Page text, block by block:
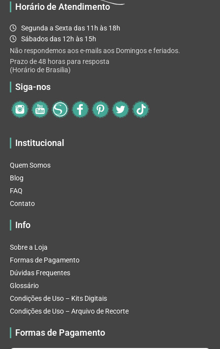
Horário de Atendimento
Segunda a Sexta das 11h às 18h
Sábados das 12h às 15h
Não respondemos aos e-mails aos Domingos e feriados.
Prazo de 48 horas para resposta
(Horário de Brasilia)
Siga-nos
Institucional
Quem Somos
Blog
FAQ
Contato
Info
Sobre a Loja
Formas de Pagamento
Dúvidas Frequentes
Glossário
Condições de Uso – Kits Digitais
Condições de Uso – Arquivo de Recorte
Formas de Pagamento